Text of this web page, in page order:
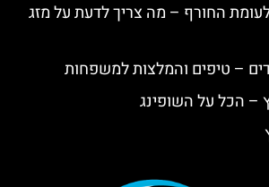
החורף – מה צריך לדעת על מזג
– טיפים והמלצות למשפחות
– הכל על השופינג